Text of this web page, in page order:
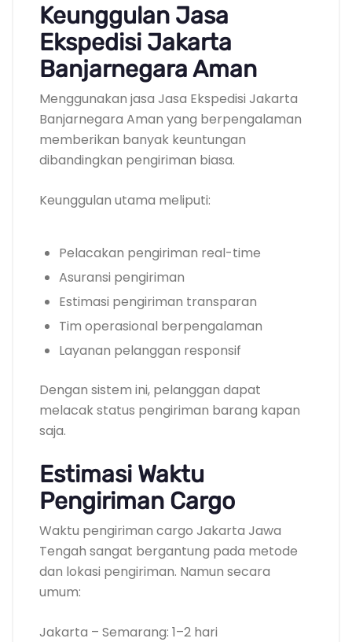
Keunggulan Jasa
Ekspedisi Jakarta
Banjarnegara Aman
Menggunakan jasa Jasa Ekspedisi Jakarta
Banjarnegara Aman yang berpengalaman
memberikan banyak keuntungan
dibandingkan pengiriman biasa.
Keunggulan utama meliputi:
Pelacakan pengiriman real-time
Asuransi pengiriman
Estimasi pengiriman transparan
Tim operasional berpengalaman
Layanan pelanggan responsif
Dengan sistem ini, pelanggan dapat
melacak status pengiriman barang kapan
saja.
Estimasi Waktu
Pengiriman Cargo
Waktu pengiriman cargo Jakarta Jawa
Tengah sangat bergantung pada metode
dan lokasi pengiriman. Namun secara
umum:
Jakarta – Semarang: 1–2 hari